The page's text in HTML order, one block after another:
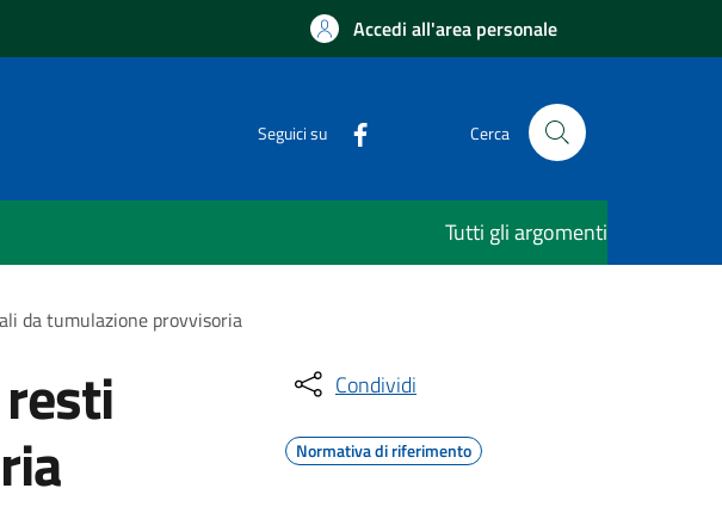
Accedi all'area personale
Seguici su Cerca
Tutti gli argomenti
da tumulazione provvisoria
Condividi
Normativa di riferimento